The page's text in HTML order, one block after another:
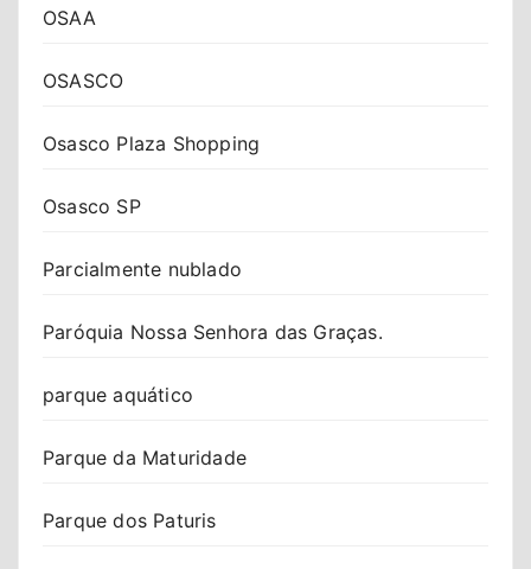
OSAA
OSASCO
Osasco Plaza Shopping
Osasco SP
Parcialmente nublado
Paróquia Nossa Senhora das Graças.
parque aquático
Parque da Maturidade
Parque dos Paturis